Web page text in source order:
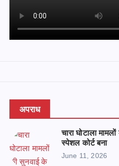
अपराध
चारा घोटाला
स्पेशल कोर्ट बना
June 11, 2026